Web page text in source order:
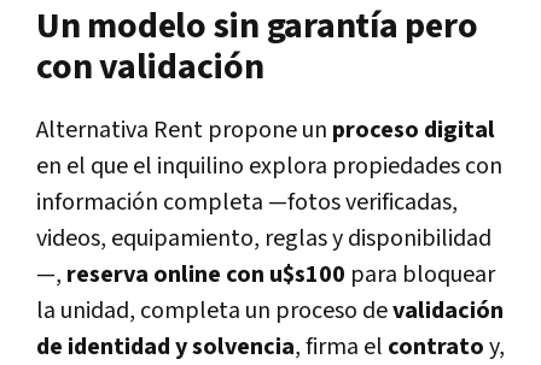
Un modelo sin garantía pero
con validación
Alternativa Rent propone un proceso digital
en el que el inquilino explora propiedades con
información completa —fotos verificadas,
videos, equipamiento, reglas y disponibilidad
—, reserva online con u$s100 para bloquear
la unidad, completa un proceso devalidación
de identidad y solvencia, firma el contratoy,